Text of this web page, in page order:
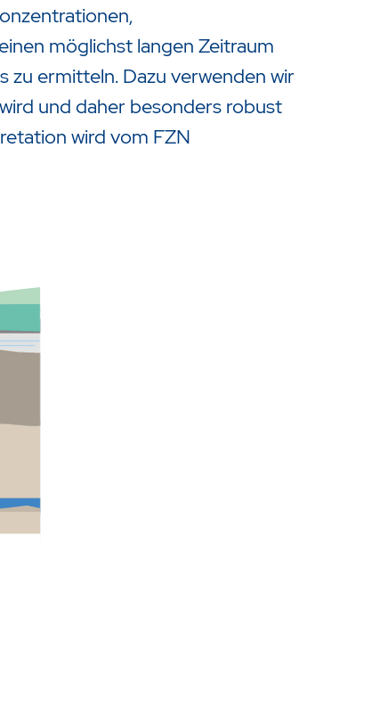
möglichst langen Zeitraum
ermitteln. Dazu verwenden wir
und daher besonders robust
wird vom FZN